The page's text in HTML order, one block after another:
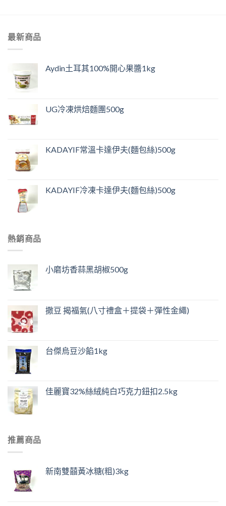
最新商品
Aydin土耳其100%開心果醬1kg
UG冷凍烘焙麵團500g
KADAYIF常溫卡達伊夫(麵包絲)500g
KADAYIF冷凍卡達伊夫(麵包絲)500g
熱銷商品
小磨坊香蒜黑胡椒500g
撒豆 揭福氣(八寸禮盒＋提袋＋彈性金繩)
台傑烏豆沙餡1kg
佳麗寶32%絲絨純白巧克力鈕扣2.5kg
推薦商品
新南雙囍黃冰糖(粗)3kg